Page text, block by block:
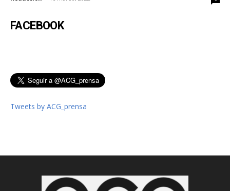
FACEBOOK
Tweets by ACG_prensa